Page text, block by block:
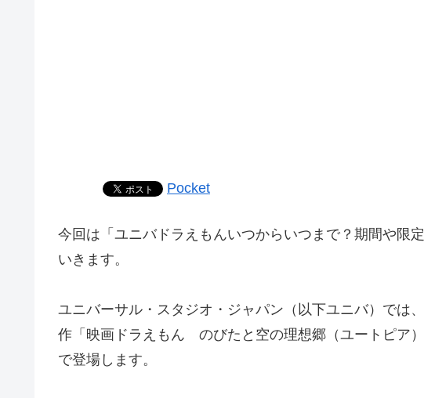
Pocket
今回は「ユニバドラえもんいつからいつまで？期間や限
いきます。
ユニバーサル・スタジオ・ジャパン（以下ユニバ）では
作「映画ドラえもん のびたと空の理想郷（ユートピア
で登場します。